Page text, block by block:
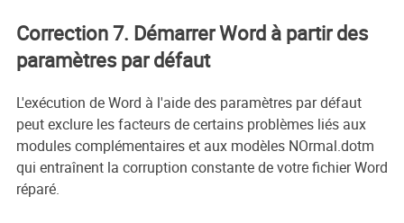
Correction 7. Démarrer Word à partir des
paramètres par défaut
L'exécution de Word à l'aide des paramètres par défaut
peut exclure les facteurs de certains problèmes liés aux
modules complémentaires et aux modèles NOrmal.dotm
qui entraînent la corruption constante de votre fichier Word
réparé.